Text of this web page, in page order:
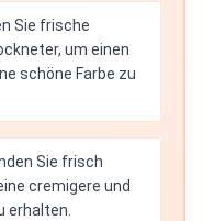
Sie frische
um einen
schöne Farbe zu
Sie frisch
cremigere und
erhalten.